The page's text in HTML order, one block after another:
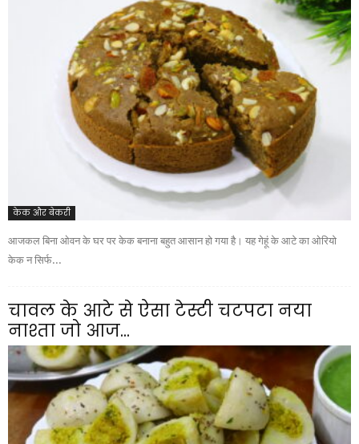
केक और बेकरी
आजकल बिना ओवन के घर पर केक बनाना बहुत आसान हो गया है। यह गेहूं के आटे का ओरियो
केक न सिर्फ...
चावल के आटे से ऐसा टेस्टी चटपटा नया
नाश्ता जो आज...